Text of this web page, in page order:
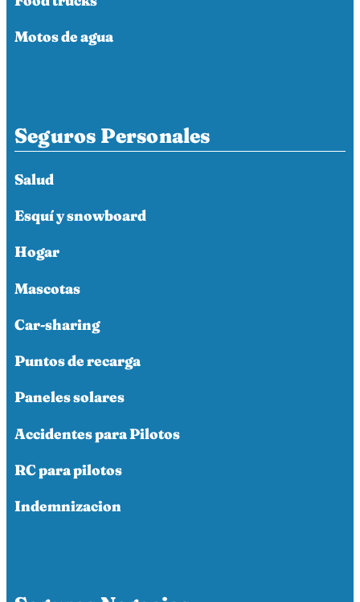
Motos de agua
Seguros Personales
Salud
Esquí y snowboard
Hogar
Mascotas
Car-sharing
Puntos de recarga
Paneles solares
Accidentes para Pilotos
RC para pilotos
Indemnizacion